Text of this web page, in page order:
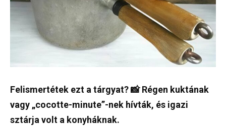
Felismertétek ezt a tárgyat? 📸 Régen kuktának
vagy „cocotte-minute”-nek hívták, és igazi
sztárja volt a konyháknak.